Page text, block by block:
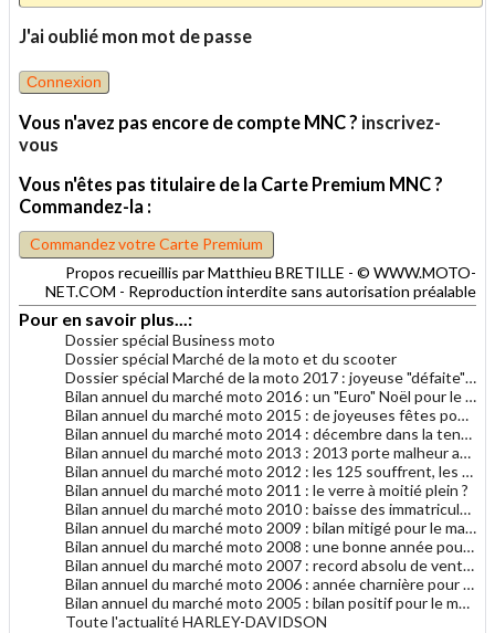
J'ai oublié mon mot de passe
Vous n'avez pas encore de compte MNC ? inscrivez-
vous
Vous n'êtes pas titulaire de la Carte Premium MNC ?
Commandez-la :
Commandez votre Carte Premium
Propos recueillis par Matthieu BRETILLE - © WWW.MOTO-
NET.COM - Reproduction interdite sans autorisation préalable
Pour en savoir plus...:
Dossier spécial Business moto
Dossier spécial Marché de la moto et du scooter
Dossier spécial Marché de la moto 2017 : joyeuse "défaite" de fin d'année
Bilan annuel du marché moto 2016 : un "Euro" Noël pour le marché moto
Bilan annuel du marché moto 2015 : de joyeuses fêtes pour le marché moto
Bilan annuel du marché moto 2014 : décembre dans la tendance générale 2014
Bilan annuel du marché moto 2013 : 2013 porte malheur au marché du motocycle
Bilan annuel du marché moto 2012 : les 125 souffrent, les gros cubes résistent
Bilan annuel du marché moto 2011 : le verre à moitié plein ?
Bilan annuel du marché moto 2010 : baisse des immatriculations en 2010
Bilan annuel du marché moto 2009 : bilan mitigé pour le marché français de la moto
Bilan annuel du marché moto 2008 : une bonne année pour le motocycle en France
Bilan annuel du marché moto 2007 : record absolu de ventes de motocycles en France !
Bilan annuel du marché moto 2006 : année charnière pour les deux-roues en France ?
Bilan annuel du marché moto 2005 : bilan positif pour le marché de la moto
Toute l'actualité HARLEY-DAVIDSON